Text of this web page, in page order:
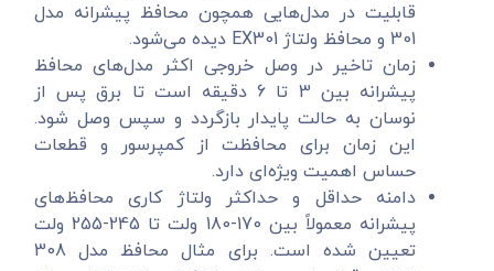
قابلیت در مدل‌هایی همچون محافظ پیشرانه مدل
301 و محافظ ولتاژ EX301 دیده می‌شود.
زمان تاخیر در وصل خروجی اکثر مدل‌های محافظ
پیشرانه بین 3 تا 6 دقیقه است تا برق پس از
نوسان به حالت پایدار بازگردد و سپس وصل شود.
این زمان برای محافظت از کمپرسور و قطعات
حساس اهمیت ویژه‌ای دارد.
دامنه حداقل و حداکثر ولتاژ کاری محافظ‌های
پیشرانه معمولاً بین 170-180 ولت تا 245-255 ولت
تعیین شده است. برای مثال محافظ مدل 308